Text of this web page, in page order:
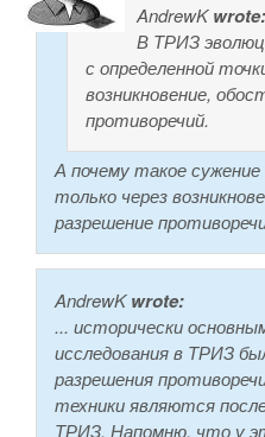
AndrewKwrote:
В ТРИЗ
с определенной
возникновение,
противоречий.
А почему такое
только через
разрешение
AndrewKwrote:
... исторически
исследования в ТРИЗ
разрешения
техники являются
ТРИЗ. Напомню, что у